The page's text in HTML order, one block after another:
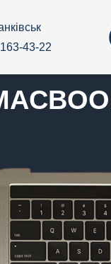
43-22